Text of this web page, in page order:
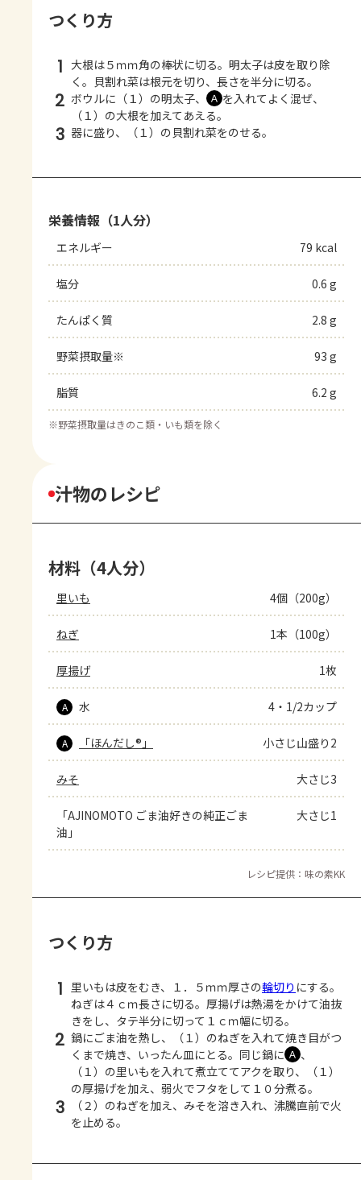
つくり方
1 大根は５ｍｍ角の棒状に切る。明太子は皮を取り除
く。貝割れ菜は根元を切り、長さを半分に切る。
2 ボウルに（１）の明太子、 Ａ を入れてよく混ぜ、
（１）の大根を加えてあえる。
3 器に盛り、（１）の貝割れ菜をのせる。
栄養情報（1人分）
エネルギー 79 kcal
塩分 0.6 g
たんぱく質 2.8 g
野菜摂取量※ 93 g
脂質 6.2 g
※野菜摂取量はきのこ類・いも類を除く
汁物のレシピ
材料（4人分）
里いも 4個（200g）
ねぎ 1本（100g）
厚揚げ 1枚
A 水 4・1/2カップ
A 「ほんだし®」 小さじ山盛り2
みそ 大さじ3
「AJINOMOTO ごま油好きの純正ごま
油」
大さじ1
レシピ提供：味の素KK
つくり方
1 里いもは皮をむき、１．５ｍｍ厚さの輪切り にする。
ねぎは４ｃｍ長さに切る。厚揚げは熱湯をかけて油抜
きをし、タテ半分に切って１ｃｍ幅に切る。
2 鍋にごま油を熱し、（１）のねぎを入れて焼き目がつ
くまで焼き、いったん皿にとる。同じ鍋に Ａ 、
（１）の里いもを入れて煮立ててアクを取り、（１）
の厚揚げを加え、弱火でフタをして１０分煮る。
3
（２）のねぎを加え、みそを溶き入れ、沸騰直前で火
を止める。